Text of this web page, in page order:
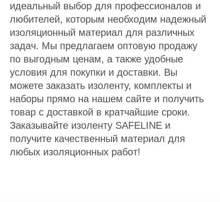
идеальный выбор для профессионалов и
любителей, которым необходим надежный
изоляционный материал для различных
задач. Мы предлагаем оптовую продажу
по выгодным ценам, а также удобные
условия для покупки и доставки. Вы
можете заказать изоленту, комплекты и
наборы прямо на нашем сайте и получить
товар с доставкой в кратчайшие сроки.
Заказывайте изоленту SAFELINE и
получите качественный материал для
любых изоляционных работ!